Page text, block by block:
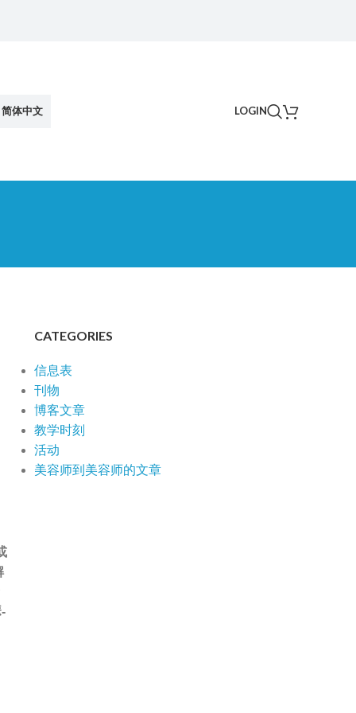
简体中文 LOGIN
CATEGORIES
信息表
刊物
博客文章
教学时刻
活动
美容师到美容师的文章